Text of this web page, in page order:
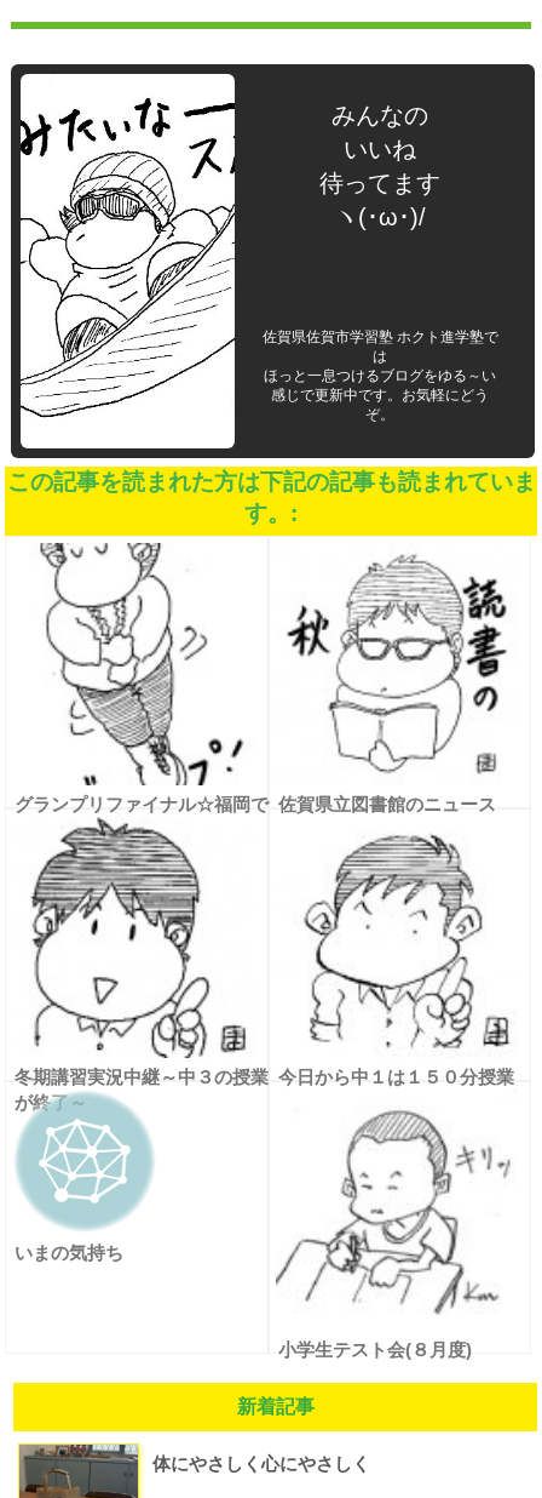
みんなの
いいね
待ってます
ヽ(･ω･)/
佐賀県佐賀市学習塾 ホクト進学塾で
は
ほっと一息つけるブログをゆる～い
感じで更新中です。お気軽にどう
ぞ。
この記事を読まれた方は下記の記事も読まれていま
す。:
グランプリファイナル☆福岡で
開催中！
佐賀県立図書館のニュース
冬期講習実況中継～中３の授業
が終了～
今日から中１は１５０分授業
いまの気持ち
小学生テスト会(８月度)
新着記事
体にやさしく心にやさしく